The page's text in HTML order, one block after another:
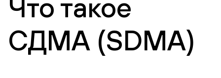
Что такое
СДМА (SDMA)